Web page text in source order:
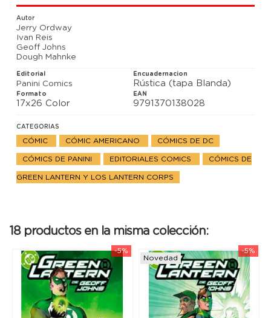
La profecía se ha cumplido. El momento más
esperado por unos y temido por otros al fin ha
llegado: “La noche más oscura, del cielo caerá. La
muerte de la luz, la oscuridad traerá…”. La historia
que redefinió el universo Green Lantern está aquí, y
ahora la muerte se cierne sobre nuestros héroes.
Autor
Jerry Ordway
Ivan Reis
Geoff Johns
Dough Mahnke
Editorial
Panini Comics
Encuadernacion
Rústica (tapa Blanda)
Formato
17x26 Color
EAN
9791370138028
CATEGORIAS
CÓMIC CÓMIC AMERICANO CÓMICS DE DC
CÓMICS DE PANINI EDITORIALES COMICS CÓMICS DE
GREEN LANTERN Y LOS LANTERN CORPS
18 productos en la misma colección:
-5%
-5%
Novedad